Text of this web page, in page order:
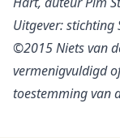
Uitgever: stichting
©2015 Niets van
vermenigvuldigd
toestemming van